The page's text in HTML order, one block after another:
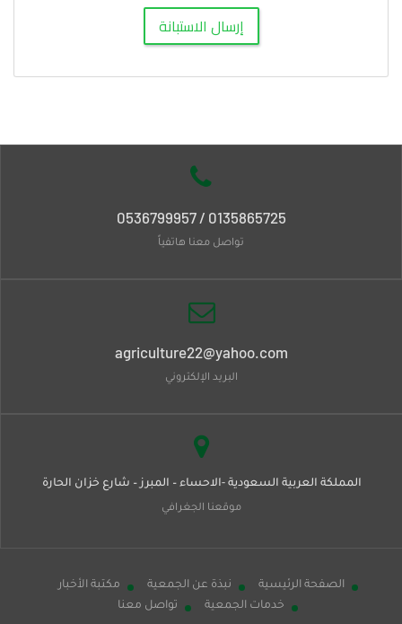
إرسال الاستبانة
0135865725 / 0536799957
تواصل معنا هاتفياً
agriculture22@yahoo.com
البريد الإلكتروني
المملكة العربية السعودية -الاحساء – المبرز – شارع خزان الحارة
موقعنا الجغرافي
الصفحة الرئيسية نبذة عن الجمعية
مكتبة الأخبار
خدمات الجمعية
تواصل معنا